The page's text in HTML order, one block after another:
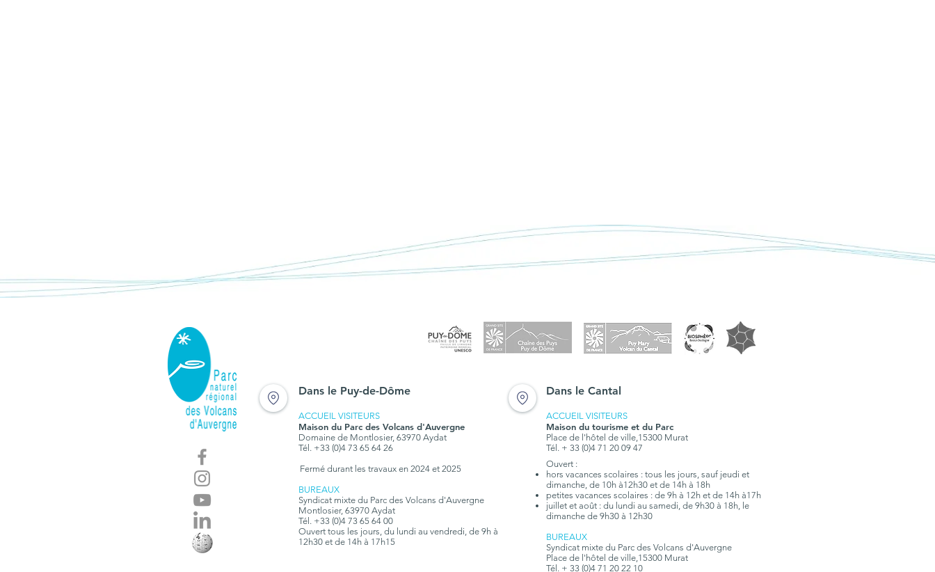
Dans le Puy-de-Dôme
ACCUEIL VISITEURS
Maison du Parc des Volcans d'Auvergne
Domaine de Montlosier, 63970 Aydat
Tél. +33 (0)4 73 65 64 26
Fermé durant les travaux en 2024 et 2025
BUREAUX
Syndicat mixte du Parc des Volcans d'Auvergne
Montlosier, 63970 Aydat
Tél. +33 (0)4 73 65 64 00
Ouvert tous les jours, du lundi au vendredi, de 9h à
12h30 et de 14h à 17h15
Dans le Cantal
ACCUEIL VISITEURS
Maison du tourisme et du Parc
Place de l'hôtel de ville,15300 Murat
Tél. + 33 (0)4 71 20 09 47
Ouvert :
hors vacances scolaires : tous les jours, sauf jeudi et
dimanche, de 10h à12h30 et de 14h à 18h
petites vacances scolaires : de 9h à 12h et de 14h à17h
juillet et août : du lundi au samedi, de 9h30 à 18h, le
dimanche de 9h30 à 12h30
BUREAUX
Syndicat mixte du Parc des Volcans d'Auvergne
Place de l'hôtel de ville,15300 Murat
Tél. + 33 (0)4 71 20 22 10